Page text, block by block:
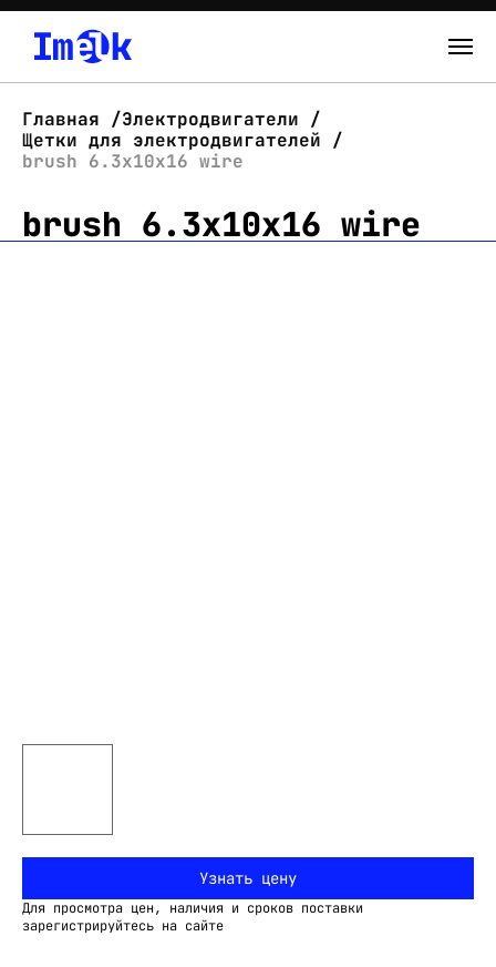
О нас
Новости
Главная
Электродвигатели
Щетки для электродвигателей
brush 6.3x10x16 wire
brush 6.3x10x16 wire
Узнать цену
Для просмотра цен, наличия и сроков поставки
зарегистрируйтесь на сайте